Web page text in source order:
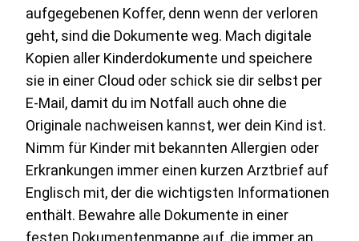
aufgegebenen Koffer, denn wenn der verloren
geht, sind die Dokumente weg. Mach digitale
Kopien aller Kinderdokumente und speichere
sie in einer Cloud oder schick sie dir selbst per
E-Mail, damit du im Notfall auch ohne die
Originale nachweisen kannst, wer dein Kind ist.
Nimm für Kinder mit bekannten Allergien oder
Erkrankungen immer einen kurzen Arztbrief auf
Englisch mit, der die wichtigsten Informationen
enthält. Bewahre alle Dokumente in einer
festen Dokumentenmappe auf, die immer an